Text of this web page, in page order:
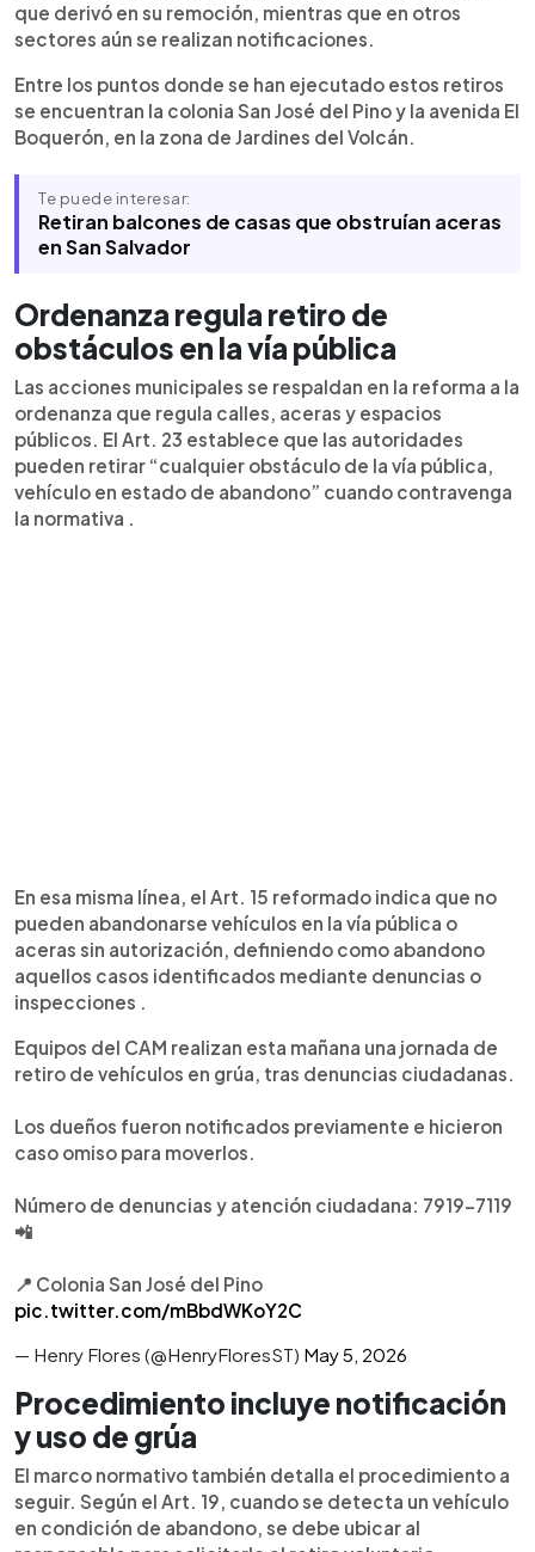
que derivó en su remoción, mientras que en otros
sectores aún se realizan notificaciones.
Entre los puntos donde se han ejecutado estos retiros
se encuentran la colonia San José del Pino y la avenida El
Boquerón, en la zona de Jardines del Volcán.
Te puede interesar:
Retiran balcones de casas que obstruían aceras
en San Salvador
Ordenanza regula retiro de
obstáculos en la vía pública
Las acciones municipales se respaldan en la reforma a la
ordenanza que regula calles, aceras y espacios
públicos. El Art. 23 establece que las autoridades
pueden retirar “cualquier obstáculo de la vía pública,
vehículo en estado de abandono” cuando contravenga
la normativa .
En esa misma línea, el Art. 15 reformado indica que no
pueden abandonarse vehículos en la vía pública o
aceras sin autorización, definiendo como abandono
aquellos casos identificados mediante denuncias o
inspecciones .
Equipos del CAM realizan esta mañana una jornada de
retiro de vehículos en grúa, tras denuncias ciudadanas.
Los dueños fueron notificados previamente e hicieron
caso omiso para moverlos.
Número de denuncias y atención ciudadana: 7919-7119
📲
📍 Colonia San José del Pino
pic.twitter.com/mBbdWKoY2C
— Henry Flores (@HenryFloresST) May 5, 2026
Procedimiento incluye notificación
y uso de grúa
El marco normativo también detalla el procedimiento a
seguir. Según el Art. 19, cuando se detecta un vehículo
en condición de abandono, se debe ubicar al